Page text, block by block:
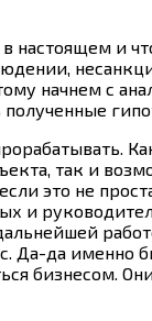
настоящем и
начнем с
так и
это не
и
Да-да именно
бизнесом.